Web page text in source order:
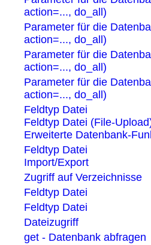
action=..., do_all)
Parameter für die
action=..., do_all)
Parameter für die
action=..., do_all)
Parameter für die
action=..., do_all)
Feldtyp Datei
Feldtyp Datei (File-
Erweiterte Datenbank-
Feldtyp Datei
Import/Export
Zugriff auf Verzeichnisse
Feldtyp Datei
Feldtyp Datei
Dateizugriff
get - Datenbank abfragen